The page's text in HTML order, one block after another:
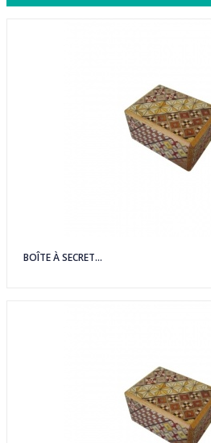
BOÎTE À SECRET...